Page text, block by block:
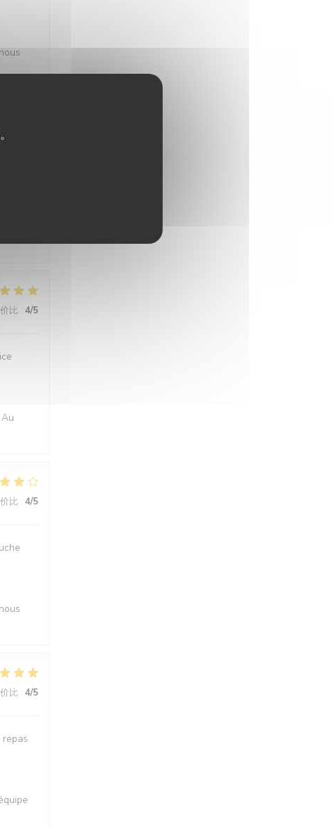
比
比 : 4/5
比 : 4/5
比 : 4/5